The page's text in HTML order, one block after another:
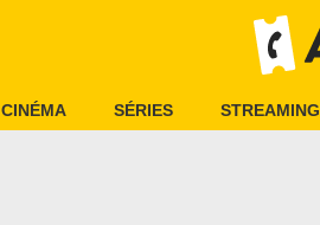
CINÉMA SÉRIES STREAMING